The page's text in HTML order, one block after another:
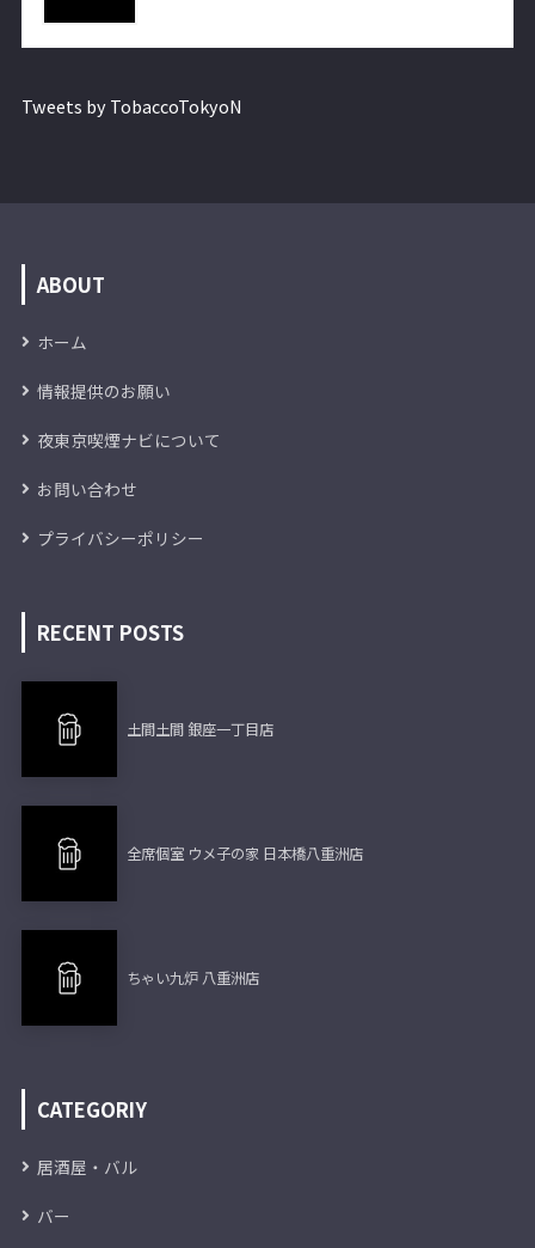
Tweets by TobaccoTokyoN
ABOUT
ホーム
情報提供のお願い
夜東京喫煙ナビについて
お問い合わせ
プライバシーポリシー
RECENT POSTS
土間土間 銀座一丁目店
全席個室 ウメ子の家 日本橋八重洲店
ちゃい九炉 八重洲店
CATEGORIY
居酒屋・バル
バー